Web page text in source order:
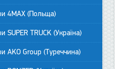
4MAX (Польща)
SUPER TRUCK (Україна)
AKO Group (Туреччина)